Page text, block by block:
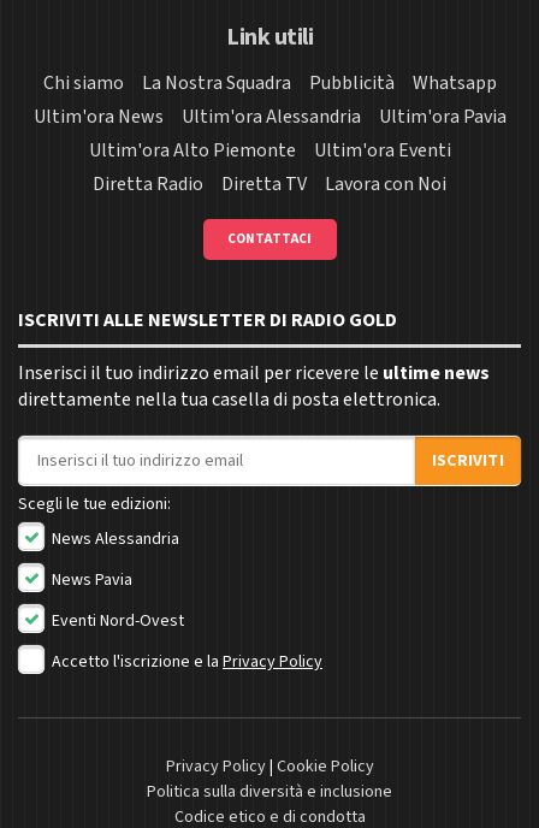
Link utili
Chi siamo La Nostra Squadra Pubblicità
Whatsapp
Ultim'ora News
Ultim'ora Alessandria
Ultim'ora Pavia
Ultim'ora Alto Piemonte
Ultim'ora Eventi
Diretta Radio
Diretta TV Lavora con Noi
CONTATTACI
ISCRIVITI ALLE NEWSLETTER DI RADIO GOLD
Inserisci il tuo indirizzo email per ricevere le ultime news
direttamente nella tua casella di posta elettronica.
Indirizzo email
ISCRIVITI
Scegli le tue edizioni:
News Alessandria
News Pavia
Eventi Nord-Ovest
Accetto l'iscrizione e la Privacy Policy
Privacy Policy| Cookie Policy
Politica sulla diversità e inclusione
Codice etico e di condotta